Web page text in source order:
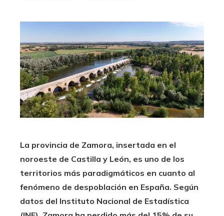
La provincia de Zamora, insertada en el
noroeste de Castilla y León, es uno de los
territorios más paradigmáticos en cuanto al
fenómeno de despoblación en España. Según
datos del Instituto Nacional de Estadística